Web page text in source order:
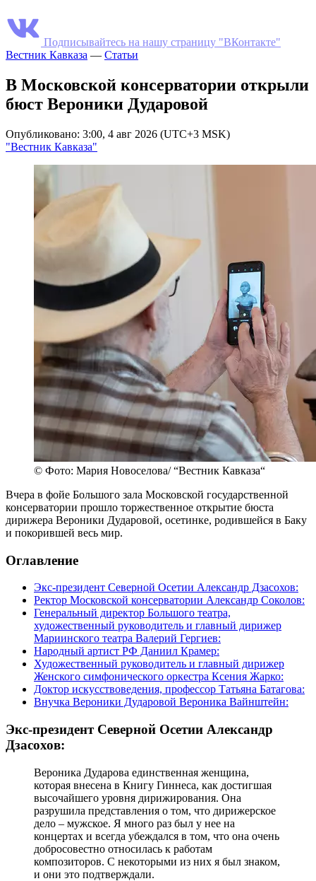
Подписывайтесь на нашу страницу "ВКонтакте"
Вестник Кавказа — Статьи
В Московской консерватории открыли
бюст Вероники Дударовой
Опубликовано: 3:00, 4 авг 2026 (UTC+3 MSK)
"Вестник Кавказа"
© Фото: Мария Новоселова/ “Вестник Кавказа“
Вчера в фойе Большого зала Московской государственной
консерватории прошло торжественное открытие бюста
дирижера Вероники Дударовой, осетинке, родившейся в Баку
и покорившей весь мир.
Оглавление
Экс-президент Северной Осетии Александр Дзасохов:
Ректор Московской консерватории Александр Соколов:
Генеральный директор Большого театра,
художественный руководитель и главный дирижер
Мариинского театра Валерий Гергиев:
Народный артист РФ Даниил Крамер:
Художественный руководитель и главный дирижер
Женского симфонического оркестра Ксения Жарко:
Доктор искусствоведения, профессор Татьяна Батагова:
Внучка Вероники Дударовой Вероника Вайнштейн:
Экс-президент Северной Осетии Александр
Дзасохов:
Вероника Дударова единственная женщина,
которая внесена в Книгу Гиннеса, как достигшая
высочайшего уровня дирижирования. Она
разрушила представления о том, что дирижерское
дело – мужское. Я много раз был у нее на
концертах и всегда убеждался в том, что она очень
добросовестно относилась к работам
композиторов. С некоторыми из них я был знаком,
и они это подтверждали.